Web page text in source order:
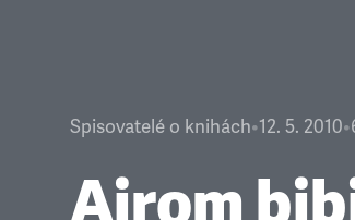
Spisovatelé o knihách•12. 5. 2010•
Ajrom